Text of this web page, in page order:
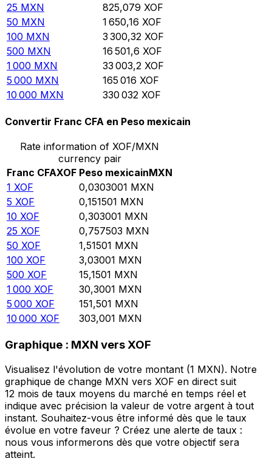
25 MXN 825,079 XOF
50 MXN 1 650,16 XOF
100 MXN 3 300,32 XOF
500 MXN 16 501,6 XOF
1 000 MXN 33 003,2 XOF
5 000 MXN 165 016 XOF
10 000 MXN 330 032 XOF
Convertir Franc CFA en Peso mexicain
Rate information of XOF/MXN
currency pair
Franc CFAXOF Peso mexicainMXN
1 XOF 0,0303001 MXN
5 XOF 0,151501 MXN
10 XOF 0,303001 MXN
25 XOF 0,757503 MXN
50 XOF 1,51501 MXN
100 XOF 3,03001 MXN
500 XOF 15,1501 MXN
1 000 XOF 30,3001 MXN
5 000 XOF 151,501 MXN
10 000 XOF 303,001 MXN
Graphique : MXN vers XOF
Visualisez l'évolution de votre montant (1 MXN). Notre
graphique de change MXN vers XOF en direct suit
12 mois de taux moyens du marché en temps réel et
indique avec précision la valeur de votre argent à tout
instant. Souhaitez-vous être informé dès que le taux
évolue en votre faveur ? Créez une alerte de taux :
nous vous informerons dès que votre objectif sera
atteint.